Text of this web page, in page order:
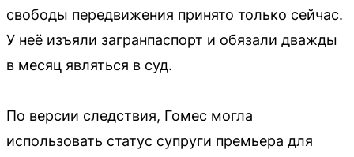
свободы передвижения принято только сейчас.
У неё изъяли загранпаспорт и обязали дважды
в месяц являться в суд.
По версии следствия, Гомес могла
использовать статус супруги премьера для